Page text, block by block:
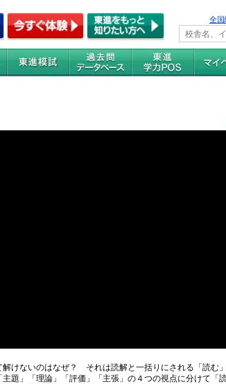
全国
解けないのはなぜ？ それは読解と一括りにされる「読む
題」「理論」「評価」「主張」の４つの視点に分けて「